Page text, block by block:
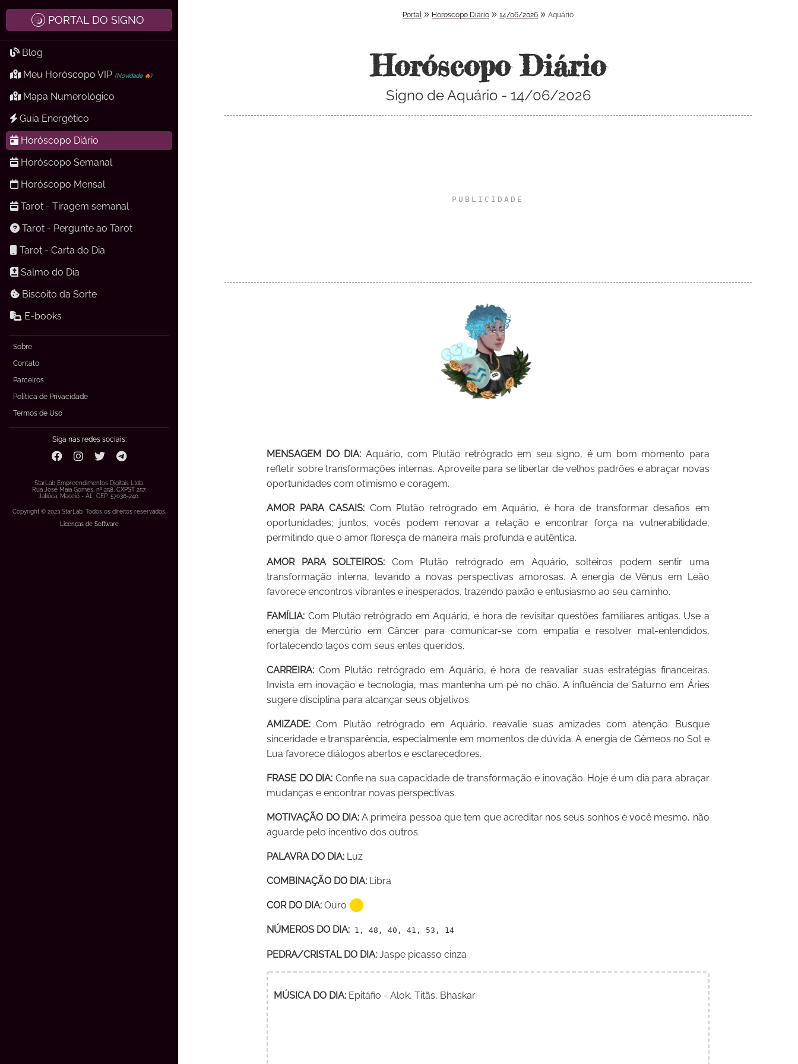
PORTAL DO SIGNO
Blog
Meu Horóscopo VIP (Novidade 🔥)
Mapa Numerológico
Guia Energético
Horóscopo Diário
Horóscopo Semanal
Horóscopo Mensal
Tarot - Tiragem semanal
Tarot - Pergunte ao Tarot
Tarot - Carta do Dia
Salmo do Dia
Biscoito da Sorte
E-books
Sobre
Contato
Parceiros
Política de Privacidade
Termos de Uso
Siga nas redes sociais:
StarLab Empreendimentos Digitais Ltda.
Rua José Maia Gomes, nº 258, CXPST 257.
Jatiúca, Maceió - AL, CEP: 57036-240.
Copyright © 2023 StarLab. Todos os direitos reservados.
Licenças de Software
Portal » Horoscopo Diario » 14/06/2026 » Aquário
Horóscopo Diário
Signo de Aquário - 14/06/2026
MENSAGEM DO DIA: Aquário, com Plutão retrógrado em seu signo, é um bom momento para
refletir sobre transformações internas. Aproveite para se libertar de velhos padrões e abraçar novas
oportunidades com otimismo e coragem.
AMOR PARA CASAIS: Com Plutão retrógrado em Aquário, é hora de transformar desafios em
oportunidades; juntos, vocês podem renovar a relação e encontrar força na vulnerabilidade,
permitindo que o amor floresça de maneira mais profunda e autêntica.
AMOR PARA SOLTEIROS: Com Plutão retrógrado em Aquário, solteiros podem sentir uma
transformação interna, levando a novas perspectivas amorosas. A energia de Vênus em Leão
favorece encontros vibrantes e inesperados, trazendo paixão e entusiasmo ao seu caminho.
FAMÍLIA: Com Plutão retrógrado em Aquário, é hora de revisitar questões familiares antigas. Use a
energia de Mercúrio em Câncer para comunicar-se com empatia e resolver mal-entendidos,
fortalecendo laços com seus entes queridos.
CARREIRA: Com Plutão retrógrado em Aquário, é hora de reavaliar suas estratégias financeiras.
Invista em inovação e tecnologia, mas mantenha um pé no chão. A influência de Saturno em Áries
sugere disciplina para alcançar seus objetivos.
AMIZADE: Com Plutão retrógrado em Aquário, reavalie suas amizades com atenção. Busque
sinceridade e transparência, especialmente em momentos de dúvida. A energia de Gêmeos no Sol e
Lua favorece diálogos abertos e esclarecedores.
FRASE DO DIA: Confie na sua capacidade de transformação e inovação. Hoje é um dia para abraçar
mudanças e encontrar novas perspectivas.
MOTIVAÇÃO DO DIA:A primeira pessoa que tem que acreditar nos seus sonhos é você mesmo, não
aguarde pelo incentivo dos outros.
PALAVRA DO DIA: Luz
COMBINAÇÃO DO DIA: Libra
COR DO DIA: Ouro
NÚMEROS DO DIA: 1, 48, 40, 41, 53, 14
PEDRA/CRISTAL DO DIA: Jaspe picasso cinza
MÚSICA DO DIA: Epitáfio - Alok, Titãs, Bhaskar